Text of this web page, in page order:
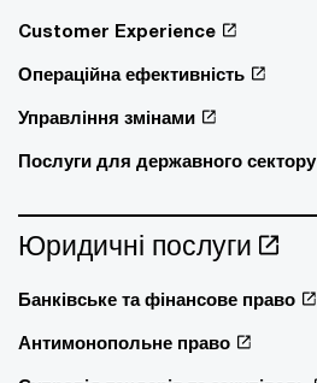
Customer Experience
Операційна ефективність
Управління змінами
Послуги для державного сектору
Юридичні послуги
Банківське та фінансове право
Антимонопольне право